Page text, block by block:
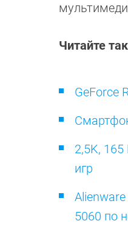
Читайте
GeForce
2,5K,
игр
5060 по